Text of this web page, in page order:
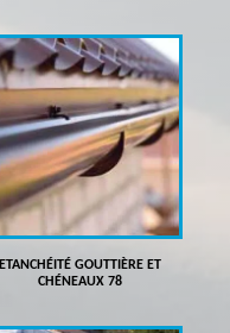
ETANCHÉITÉ GOUTTIÈRE ET
CHÉNEAUX 78